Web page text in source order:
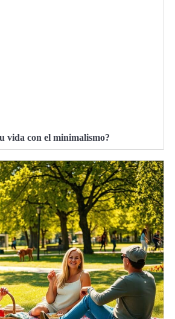
vida con el minimalismo?